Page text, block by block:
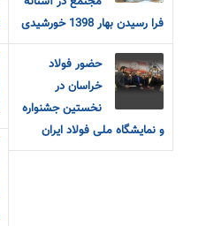
فرا رسیدن بهار 1398 خورشیدی
حضور فولاد
خراسان در
نخستین جشنواره
و نمایشگاه ملی فولاد ایران